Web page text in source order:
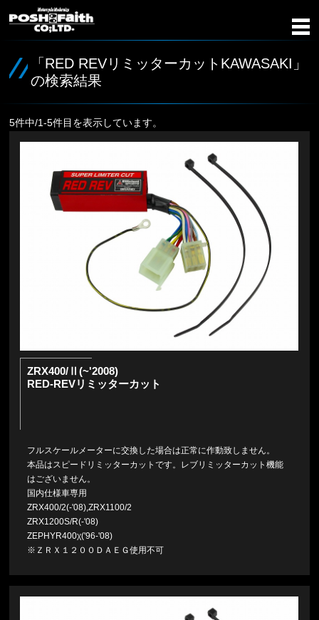
「RED REVリミッターカットKAWASAKI」
の検索結果
5件中/1-5件目を表示しています。
ZRX400/Ⅱ(~'2008)
RED-REVリミッターカット
フルスケールメーターに交換した場合は正常に作動致しません。
本品はスピードリミッターカットです。レブリミッターカット機能
はございません。
国内仕様車専用
ZRX400/2(-'08),ZRX1100/2
ZRX1200S/R(-'08)
ZEPHYR400χ('96-'08)
※ＺＲＸ１２００ＤＡＥＧ使用不可